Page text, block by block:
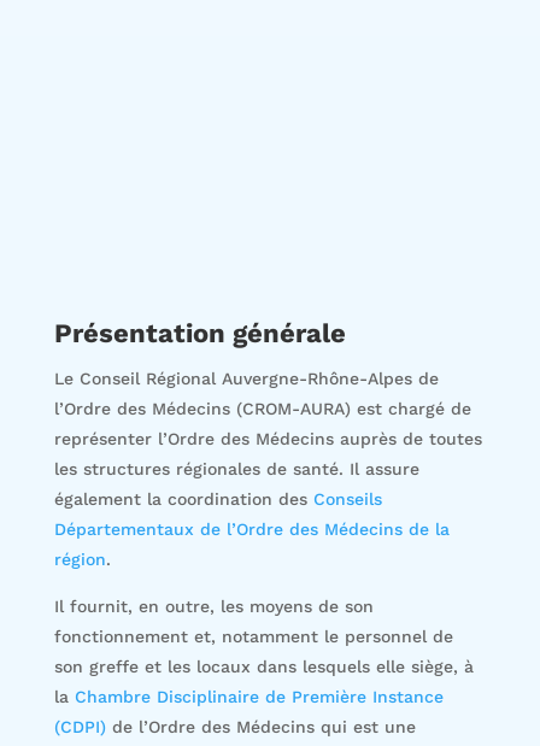
Présentation générale
Le Conseil Régional Auvergne-Rhône-Alpes de
l’Ordre des Médecins (CROM-AURA) est chargé de
représenter l’Ordre des Médecins auprès de toutes
les structures régionales de santé. Il assure
également la coordination des Conseils
Départementaux de l’Ordre des Médecins de la
région.
Il fournit, en outre, les moyens de son
fonctionnement et, notamment le personnel de
son greffe et les locaux dans lesquels elle siège, à
la Chambre Disciplinaire de Première Instance
(CDPI)de l’Ordre des Médecins qui est une